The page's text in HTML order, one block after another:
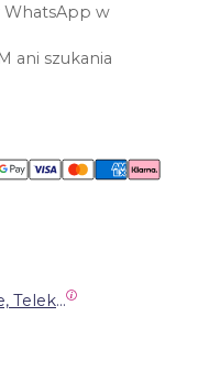
WhatsApp w
ani szukania
Vodafone, Orange, Telekom, DIGI